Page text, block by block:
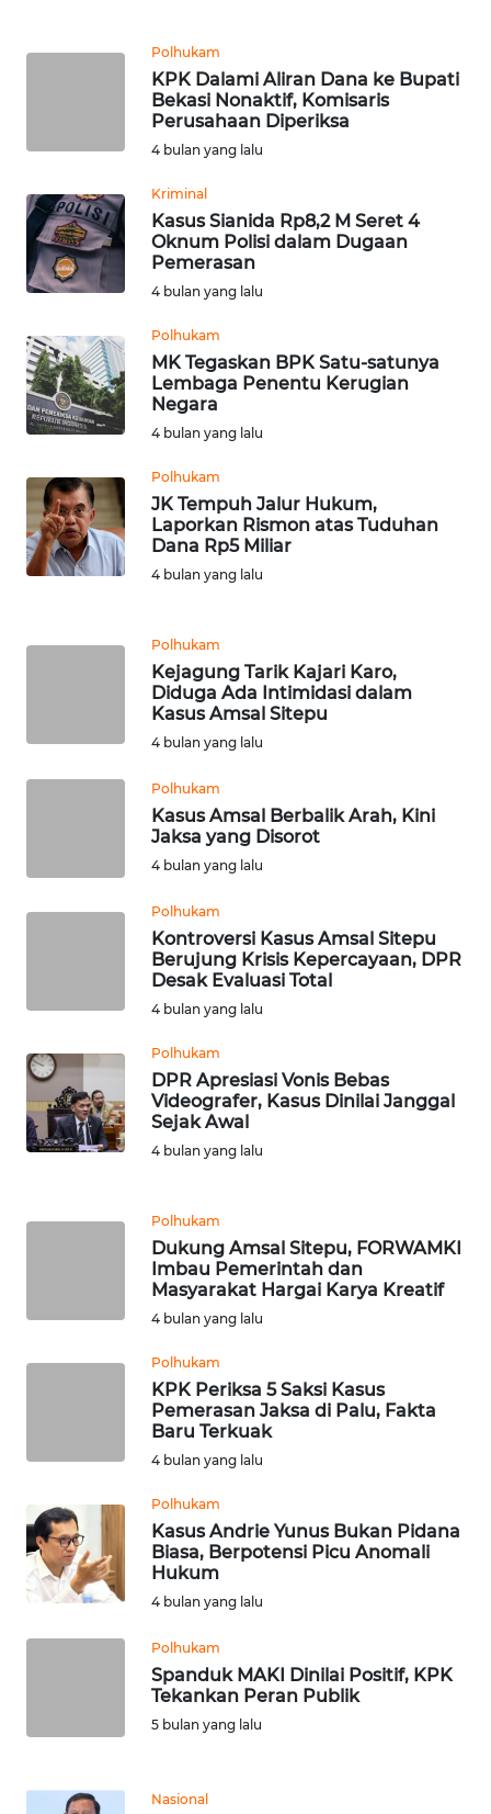
Polhukam
KPK Dalami Aliran Dana ke Bupati
Bekasi Nonaktif, Komisaris
Perusahaan Diperiksa
4 bulan yang lalu
Kriminal
Kasus Sianida Rp8,2 M Seret 4
Oknum Polisi dalam Dugaan
Pemerasan
4 bulan yang lalu
Polhukam
MK Tegaskan BPK Satu-satunya
Lembaga Penentu Kerugian
Negara
4 bulan yang lalu
Polhukam
JK Tempuh Jalur Hukum,
Laporkan Rismon atas Tuduhan
Dana Rp5 Miliar
4 bulan yang lalu
Polhukam
Kejagung Tarik Kajari Karo,
Diduga Ada Intimidasi dalam
Kasus Amsal Sitepu
4 bulan yang lalu
Polhukam
Kasus Amsal Berbalik Arah, Kini
Jaksa yang Disorot
4 bulan yang lalu
Polhukam
Kontroversi Kasus Amsal Sitepu
Berujung Krisis Kepercayaan, DPR
Desak Evaluasi Total
4 bulan yang lalu
Polhukam
DPR Apresiasi Vonis Bebas
Videografer, Kasus Dinilai Janggal
Sejak Awal
4 bulan yang lalu
Polhukam
Dukung Amsal Sitepu, FORWAMKI
Imbau Pemerintah dan
Masyarakat Hargai Karya Kreatif
4 bulan yang lalu
Polhukam
KPK Periksa 5 Saksi Kasus
Pemerasan Jaksa di Palu, Fakta
Baru Terkuak
4 bulan yang lalu
Polhukam
Kasus Andrie Yunus Bukan Pidana
Biasa, Berpotensi Picu Anomali
Hukum
4 bulan yang lalu
Polhukam
Spanduk MAKI Dinilai Positif, KPK
Tekankan Peran Publik
5 bulan yang lalu
Nasional
WN
KALTIM
WN
WN
GORONTALO
WN
MALUKU
WN
TAPANULI
SELATAN
WN
TAPANULI
TENGAH
WN DELI
PAKPAK